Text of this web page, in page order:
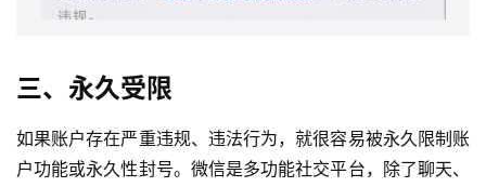
三、永久受限
如果账户存在严重违规、违法行为，就很容易被永久限制账
户功能或永久性封号。微信是多功能社交平台，除了聊天、